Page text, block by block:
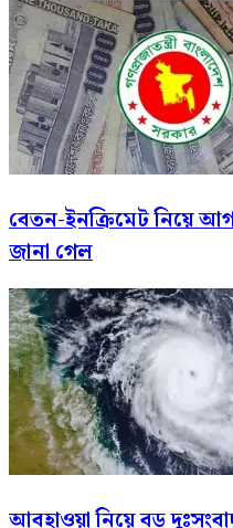
বেতন-ইনক্রিমেট নিয়ে
জানা গেল
আবহাওয়া নিয়ে বড়